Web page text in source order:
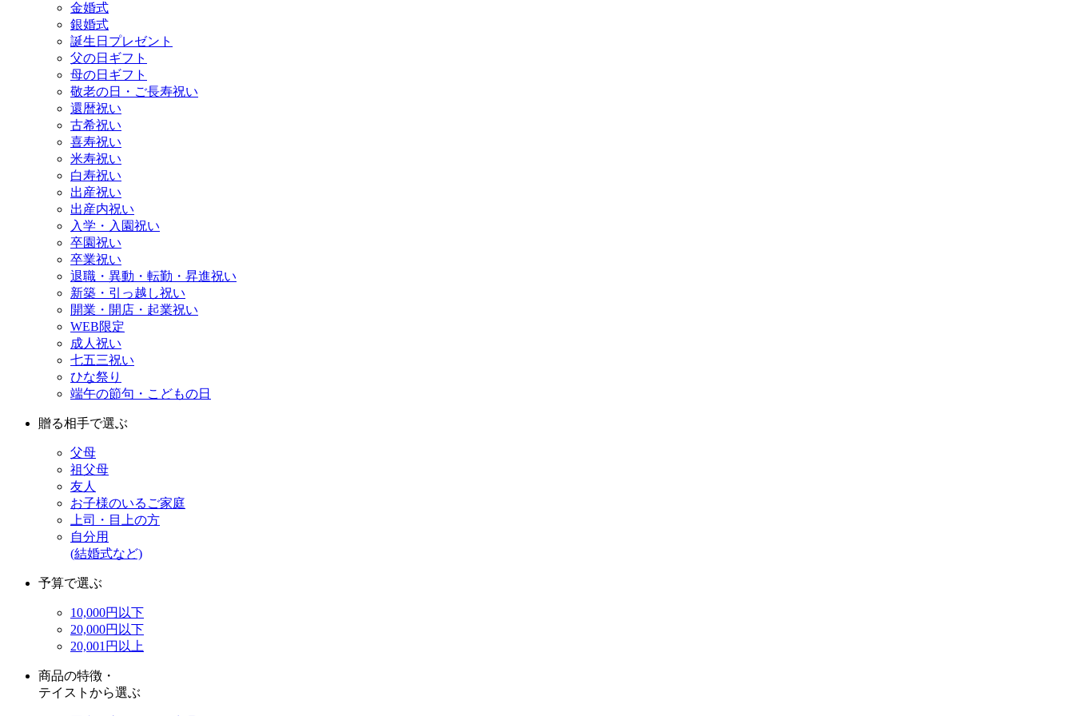
金婚式
銀婚式
誕生日プレゼント
父の日ギフト
母の日ギフト
敬老の日・ご長寿祝い
還暦祝い
古希祝い
喜寿祝い
米寿祝い
白寿祝い
出産祝い
出産内祝い
入学・入園祝い
卒園祝い
卒業祝い
退職・異動・転勤・昇進祝い
新築・引っ越し祝い
開業・開店・起業祝い
WEB限定
成人祝い
七五三祝い
ひな祭り
端午の節句・こどもの日
贈る相手で選ぶ
父母
祖父母
友人
お子様のいるご家庭
上司・目上の方
自分用
(結婚式など)
予算で選ぶ
10,000円以下
20,000円以下
20,001円以上
商品の特徴・
テイストから選ぶ